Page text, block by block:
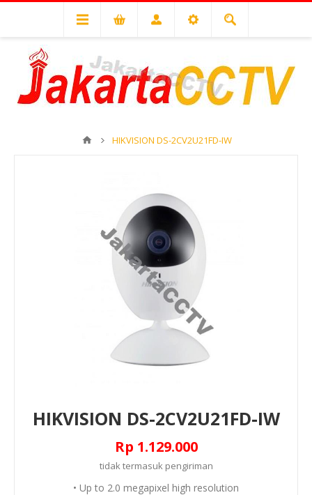
HIKVISION DS-2CV2U21FD-IW
HIKVISION DS-2CV2U21FD-IW
Rp 1.129.000
tidak termasuk pengiriman
• Up to 2.0 megapixel high resolution